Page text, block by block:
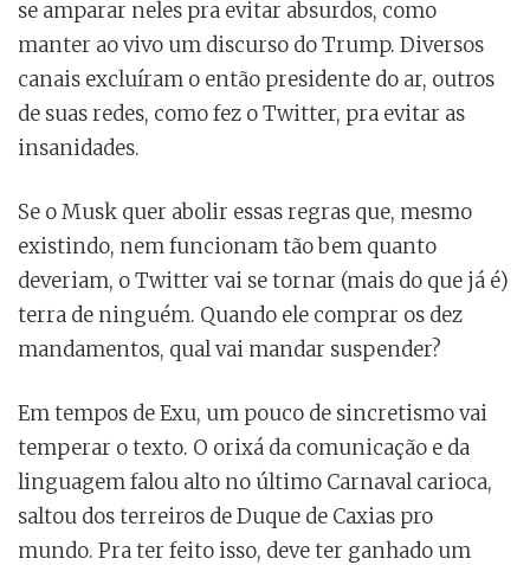
se amparar neles pra evitar absurdos, como
manter ao vivo um discurso do Trump. Diversos
canais excluíram o então presidente do ar, outros
de suas redes, como fez o Twitter, pra evitar as
insanidades.
Se o Musk quer abolir essas regras que, mesmo
existindo, nem funcionam tão bem quanto
deveriam, o Twitter vai se tornar (mais do que já é)
terra de ninguém. Quando ele comprar os dez
mandamentos, qual vai mandar suspender?
Em tempos de Exu, um pouco de sincretismo vai
temperar o texto. O orixá da comunicação e da
linguagem falou alto no último Carnaval carioca,
saltou dos terreiros de Duque de Caxias pro
mundo. Pra ter feito isso, deve ter ganhado um